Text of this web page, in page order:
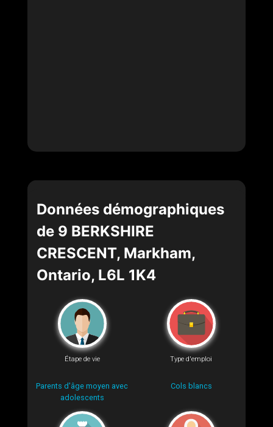
Données démographiques
de 9 BERKSHIRE
CRESCENT, Markham,
Ontario, L6L 1K4
Étape de vie
Parents d'âge moyen avec
adolescents
Type d'emploi
Cols blancs